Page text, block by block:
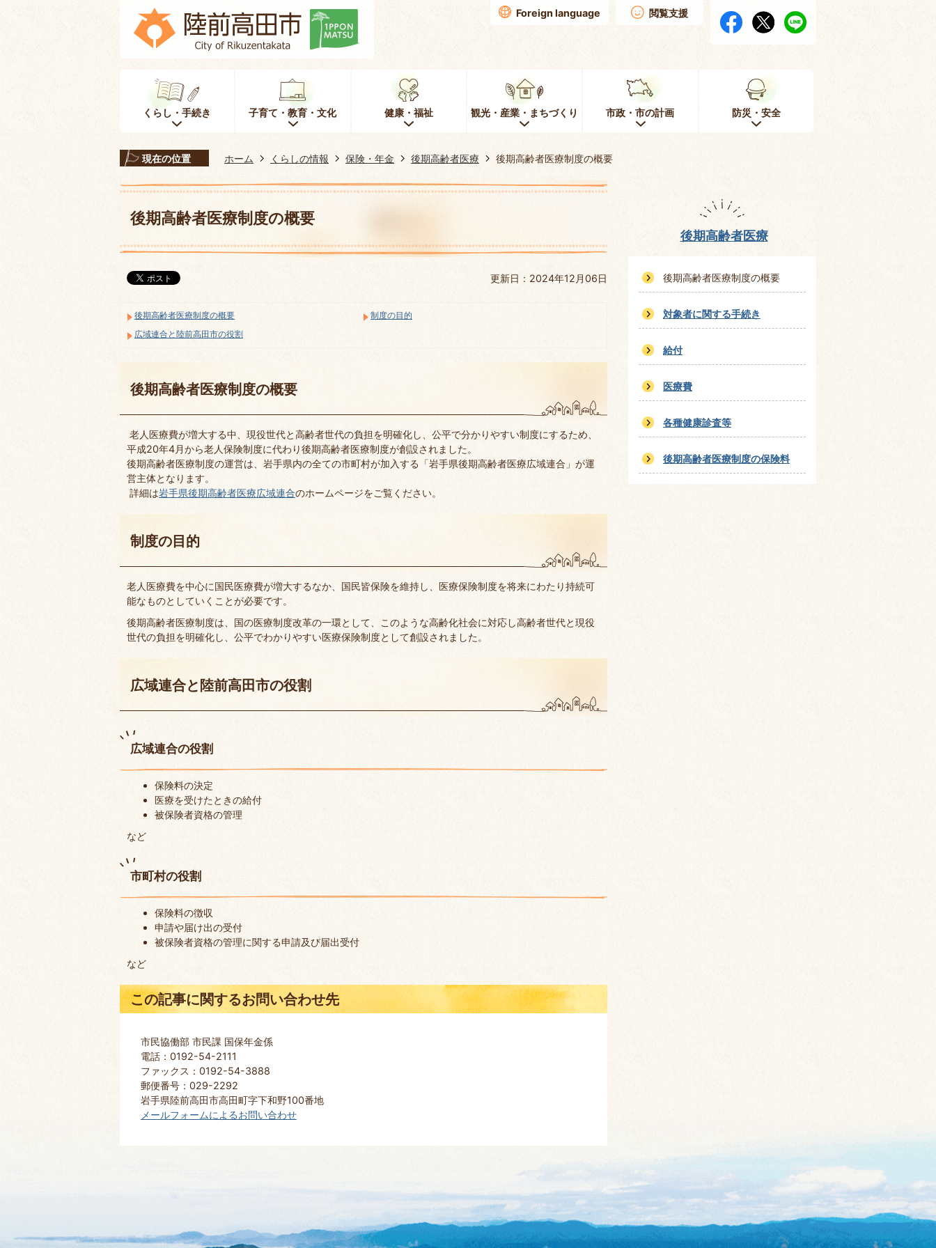
Foreign language 閲覧支援
くらし・手続き 子育て・教育・文化 健康・福祉 観光・産業・まちづくり 市政・市の計画 防災・安全
現在の位置 ホーム くらしの情報 保険・年金 後期高齢者医療 後期高齢者医療制度の概要
後期高齢者医療制度の概要
更新日：2024年12月06日
後期高齢者医療制度の概要
制度の目的
広域連合と陸前高田市の役割
後期高齢者医療制度の概要
老人医療費が増大する中、現役世代と高齢者世代の負担を明確化し、公平で分かりやすい制度にするため、
平成20年4月から老人保険制度に代わり後期高齢者医療制度が創設されました。
後期高齢者医療制度の運営は、岩手県内の全ての市町村が加入する「岩手県後期高齢者医療広域連合」が運
営主体となります。
詳細は岩手県後期高齢者医療広域連合のホームページをご覧ください。
制度の目的
老人医療費を中心に国民医療費が増大するなか、国民皆保険を維持し、医療保険制度を将来にわたり持続可
能なものとしていくことが必要です。
後期高齢者医療制度は、国の医療制度改革の一環として、このような高齢化社会に対応し高齢者世代と現役
世代の負担を明確化し、公平でわかりやすい医療保険制度として創設されました。
広域連合と陸前高田市の役割
広域連合の役割
保険料の決定
医療を受けたときの給付
被保険者資格の管理
など
市町村の役割
保険料の徴収
申請や届け出の受付
被保険者資格の管理に関する申請及び届出受付
など
この記事に関するお問い合わせ先
市民協働部 市民課 国保年金係
電話：0192-54-2111
ファックス：0192-54-3888
郵便番号：029-2292
岩手県陸前高田市高田町字下和野100番地
メールフォームによるお問い合わせ
後期高齢者医療
後期高齢者医療制度の概要
対象者に関する手続き
給付
医療費
各種健康診査等
後期高齢者医療制度の保険料